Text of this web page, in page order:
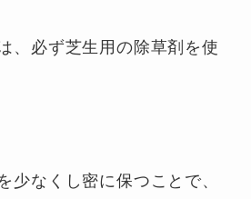
、必ず芝生用の除草剤を使
少なくし密に保つことで、